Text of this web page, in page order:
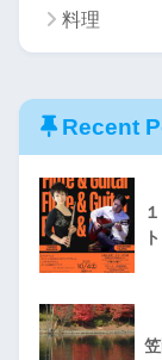
料理
Recent